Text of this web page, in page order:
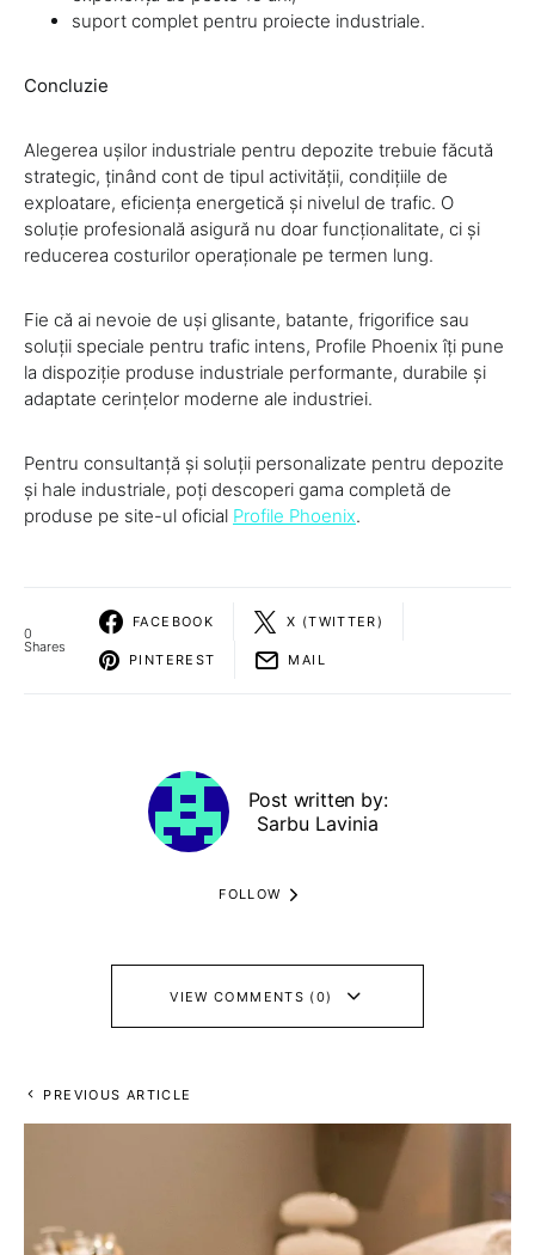
suport complet pentru proiecte industriale.
Concluzie
Alegerea ușilor industriale pentru depozite trebuie făcută
strategic, ținând cont de tipul activității, condițiile de
exploatare, eficiența energetică și nivelul de trafic. O
soluție profesională asigură nu doar funcționalitate, ci și
reducerea costurilor operaționale pe termen lung.
Fie că ai nevoie de uși glisante, batante, frigorifice sau
soluții speciale pentru trafic intens, Profile Phoenix îți pune
la dispoziție produse industriale performante, durabile și
adaptate cerințelor moderne ale industriei.
Pentru consultanță și soluții personalizate pentru depozite
și hale industriale, poți descoperi gama completă de
produse pe site-ul oficial Profile Phoenix.
0
Shares
FACEBOOK X (TWITTER)
PINTEREST MAIL
Post written by:
Sarbu Lavinia
FOLLOW
VIEW COMMENTS (0)
PREVIOUS ARTICLE